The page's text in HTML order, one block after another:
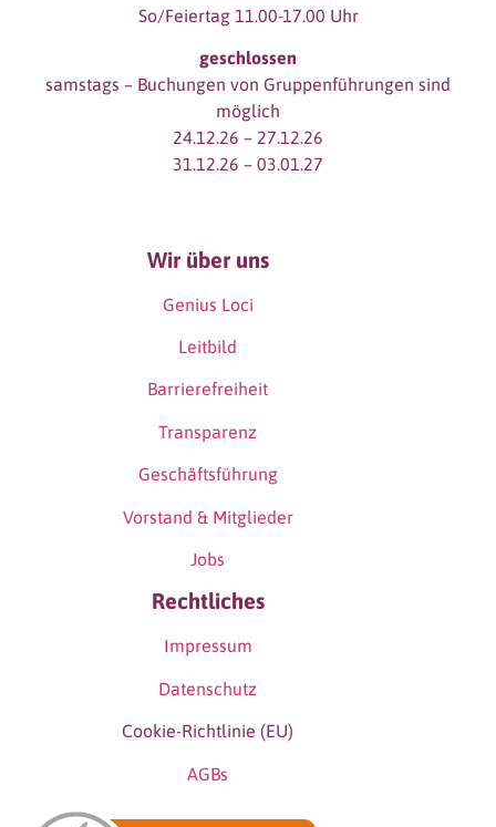
So/Feiertag 11.00-17.00 Uhr
geschlossen
samstags – Buchungen von Gruppenführungen sind
möglich
24.12.26 – 27.12.26
31.12.26 – 03.01.27
Wir über uns
Genius Loci
Leitbild
Barrierefreiheit
Transparenz
Geschäftsführung
Vorstand & Mitglieder
Jobs
Rechtliches
Impressum
Datenschutz
Cookie-Richtlinie (EU)
AGBs